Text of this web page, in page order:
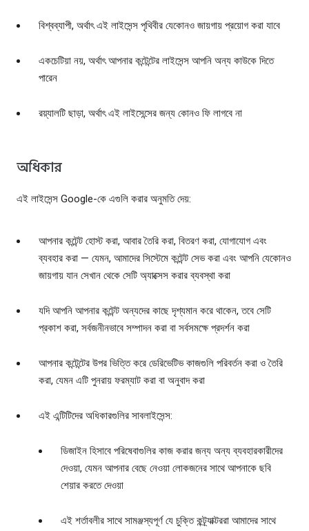
বিশ্বব্যাপী, অর্থাৎ এই লাইসেন্স পৃথিবীর যেকোনও জায়গায় প্রয়োগ করা যাবে
একচেটিয়া নয়, অর্থাৎ আপনার কন্টেন্টের লাইসেন্স আপনি অন্য কাউকে দিতে
পারেন
রয়্যালটি ছাড়া, অর্থাৎ এই লাইসেন্সের জন্য কোনও ফি লাগবে না
অধিকার
এই লাইসেন্স Google-কে এগুলি করার অনুমতি দেয়:
আপনার কন্টেন্ট হোস্ট করা, আবার তৈরি করা, বিতরণ করা, যোগাযোগ এবং
ব্যবহার করা — যেমন, আমাদের সিস্টেমে কন্টেন্ট সেভ করা এবং আপনি যেকোনও
জায়গায় যান সেখান থেকে সেটি অ্যাক্সেস করার ব্যবস্থা করা
যদি আপনি আপনার কন্টেন্ট অন্যদের কাছে দৃশ্যমান করে থাকেন, তবে সেটি
প্রকাশ করা, সর্বজনীনভাবে সম্পাদন করা বা সর্বসমক্ষে প্রদর্শন করা
আপনার কন্টেন্টের উপর ভিত্তি করে ডেরিভেটিভ কাজগুলি পরিবর্তন করা ও তৈরি
করা, যেমন এটি পুনরায় ফরম্যাট করা বা অনুবাদ করা
এই এন্টিটিদের অধিকারগুলির সাবলাইসেন্স:
ডিজাইন হিসাবে পরিষেবাগুলির কাজ করার জন্য অন্য ব্যবহারকারীদের
দেওয়া, যেমন আপনার বেছে নেওয়া লোকজনের সাথে আপনাকে ছবি
শেয়ার করতে দেওয়া
এই শর্তাবলীর সাথে সামঞ্জস্যপূর্ণ যে চুক্তি কন্ট্র্যাক্টররা আমাদের সাথে